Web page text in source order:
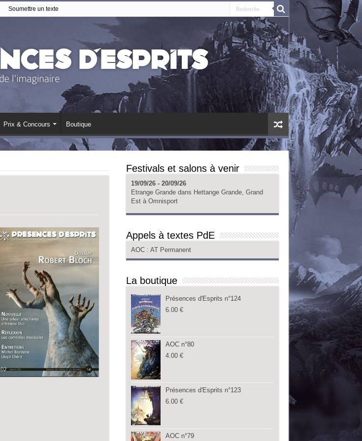
Soumettre un texte
Prix & Concours Boutique
Festivals et salons à venir
19/09/26 - 20/09/26
Etrange Grande dans Hettange Grande, Grand
Est à Omnisport
Appels à textes PdE
AOC : AT Permanent
La boutique
Présences d'Esprits n°124
6.00 €
AOC n°80
4.00 €
Présences d'Esprits n°123
6.00 €
AOC n°79